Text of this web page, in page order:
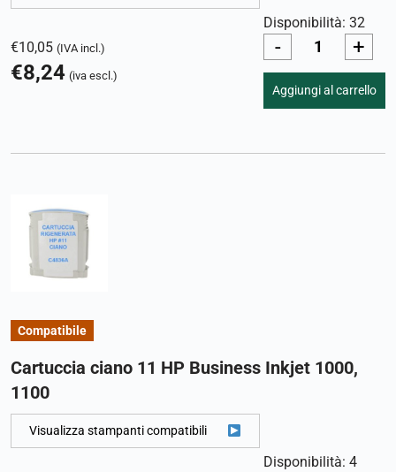
€10,05 (IVA incl.)
€8,24 (iva escl.)
Disponibilità: 32
- +
Aggiungi al carrello
Compatibile
Cartuccia ciano 11 HP Business Inkjet 1000,
1100
Visualizza stampanti compatibili
Disponibilità: 4